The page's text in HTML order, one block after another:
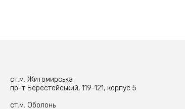
ст.м. Житомирська
пр-т Берестейський, 119-121, корпус 5
ст.м. Оболонь